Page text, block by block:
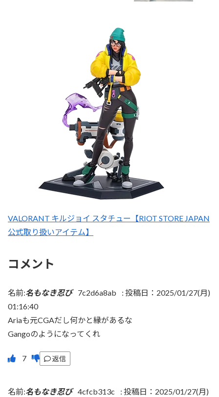
VALORANT キルジョイ スタチュー【RIOT STORE JAPAN
公式取り扱いアイテム】
コメント
名前:名もなき忍び 7c2d6a8ab : 投稿日：2025/01/27(月)
01:16:40
Ariaも元CGAだし何かと縁があるな
Gangoのようになってくれ
返信
名前:名もなき忍び 4cfcb313c : 投稿日：2025/01/27(月)